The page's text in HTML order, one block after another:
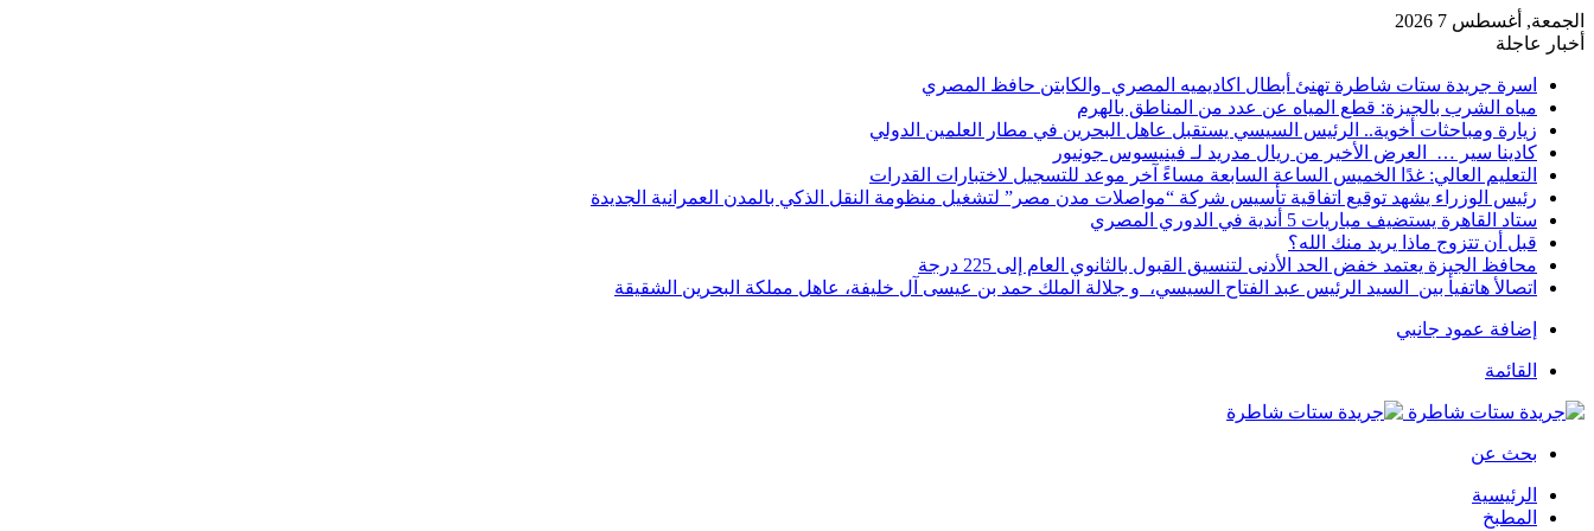
الجمعة, أغسطس 7 2026
أخبار عاجلة
اسرة جريدة ستات شاطرة تهنئ أبطال اكاديميه المصري والكابتن حافظ المصري
مياه الشرب بالجيزة: قطع المياه عن عدد من المناطق بالهرم
زيارة ومباحثات أخوية.. الرئيس السيسي يستقبل عاهل البحرين في مطار العلمين الدولي
كادينا سير … العرض الأخير من ريال مدريد لـ فينيسوس جونيور
التعليم العالي: غدًا الخميس الساعة السابعة مساءً آخر موعد للتسجيل لاختبارات القدرات
رئيس الوزراء يشهد توقيع اتفاقية تأسيس شركة “مواصلات مدن مصر” لتشغيل منظومة النقل الذكي بالمدن العمرانية الجديدة
ستاد القاهرة يستضيف مباريات 5 أندية في الدوري المصري
قبل أن تتزوج ماذا يريد منك الله؟
محافظ الجيزة يعتمد خفض الحد الأدنى لتنسيق القبول بالثانوي العام إلى 225 درجة
اتصالأ هاتفيأ بين السيد الرئيس عبد الفتاح السيسي، و جلالة الملك حمد بن عيسى آل خليفة، عاهل مملكة البحرين الشقيقة
إضافة عمود جانبي
القائمة
بحث عن
الرئيسية
المطبخ